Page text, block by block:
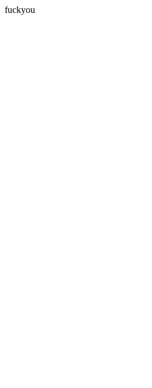
fuckyou